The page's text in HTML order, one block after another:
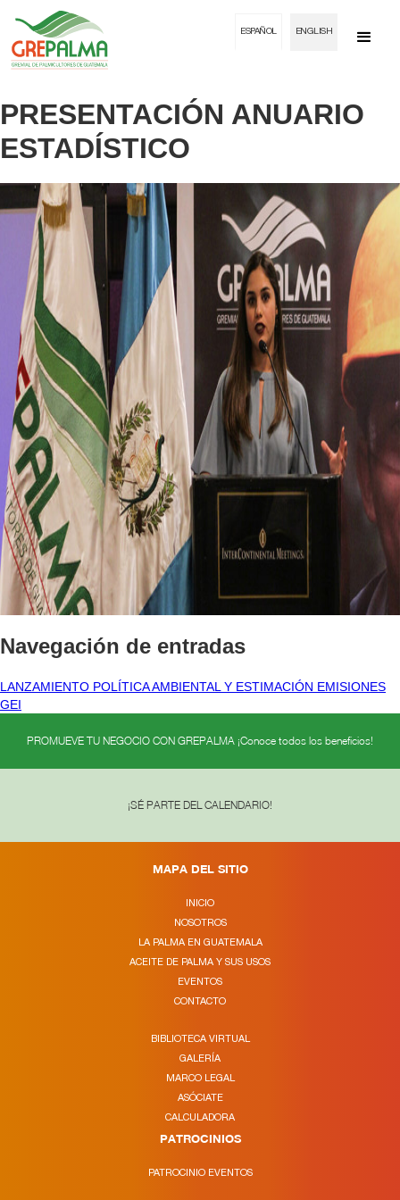
ESPAÑOL ENGLISH
PRESENTACIÓN ANUARIO
ESTADÍSTICO
Navegación de entradas
LANZAMIENTO POLÍTICA AMBIENTAL Y ESTIMACIÓN EMISIONES
GEI
PROMUEVE TU NEGOCIO CON GREPALMA ¡Conoce todos los beneficios!
¡SÉ PARTE DEL CALENDARIO!
MAPA DEL SITIO
INICIO
NOSOTROS
LA PALMA EN GUATEMALA
ACEITE DE PALMA Y SUS USOS
EVENTOS
CONTACTO
BIBLIOTECA VIRTUAL
GALERÍA
MARCO LEGAL
ASÓCIATE
CALCULADORA
PATROCINIOS
PATROCINIO EVENTOS